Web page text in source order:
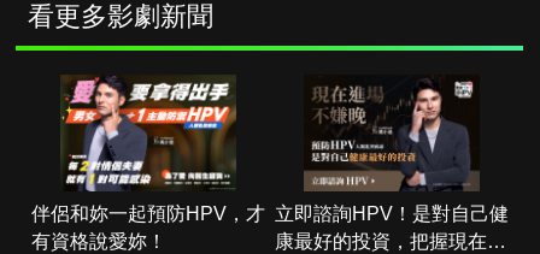
看更多影劇新聞
伴侶和妳一起預防HPV，才
有資格說愛妳！
立即諮詢HPV！是對自己健
康最好的投資，把握現在不